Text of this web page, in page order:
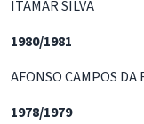
ITAMAR SILVA
1980/1981
AFONSO CAMPOS DA
1978/1979